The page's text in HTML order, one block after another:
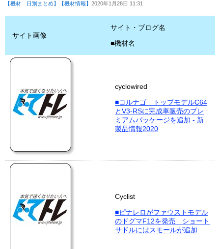
【機材 日別まとめ】 【機材情報】 2020年1月28日 11:31
サイト画像
サイト・ブログ名
■機材名
cyclowired
■コルナゴ トップモデルC64
とV3-RSに完成車販売のプレ
ミアムパッケージを追加 - 新
製品情報2020
Cyclist
■ピナレロがファウストモデル
のドグマF12を発売 ショート
サドルにはスモールが追加